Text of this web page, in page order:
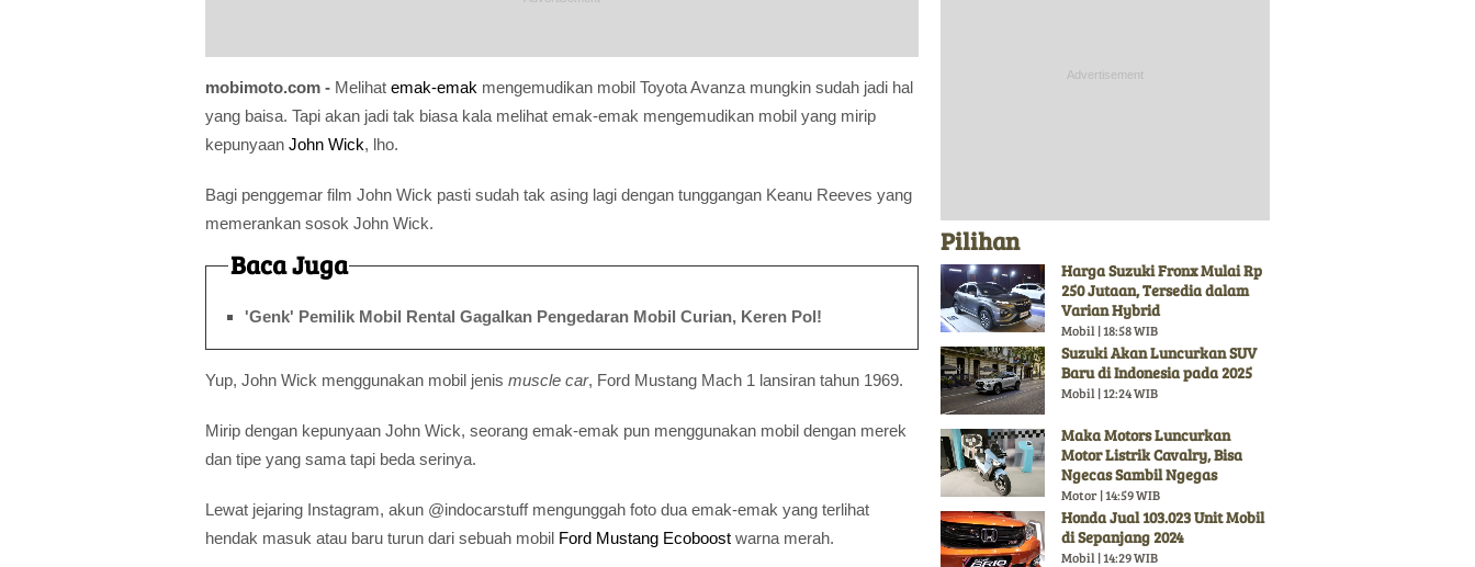
mobimoto.com - Melihat emak-emak mengemudikan mobil Toyota Avanza mungkin sudah jadi hal
yang baisa. Tapi akan jadi tak biasa kala melihat emak-emak mengemudikan mobil yang mirip
kepunyaan John Wick, lho.
Bagi penggemar film John Wick pasti sudah tak asing lagi dengan tunggangan Keanu Reeves yang
memerankan sosok John Wick.
Baca Juga
'Genk' Pemilik Mobil Rental Gagalkan Pengedaran Mobil Curian, Keren Pol!
Yup, John Wick menggunakan mobil jenis muscle car, Ford Mustang Mach 1 lansiran tahun 1969.
Mirip dengan kepunyaan John Wick, seorang emak-emak pun menggunakan mobil dengan merek
dan tipe yang sama tapi beda serinya.
Lewat jejaring Instagram, akun @indocarstuff mengunggah foto dua emak-emak yang terlihat
hendak masuk atau baru turun dari sebuah mobil Ford Mustang Ecoboost warna merah.
Pilihan
Harga Suzuki Fronx Mulai Rp
250 Jutaan, Tersedia dalam
Varian Hybrid
Mobil | 18:58 WIB
Suzuki Akan Luncurkan SUV
Baru di Indonesia pada 2025
Mobil | 12:24 WIB
Maka Motors Luncurkan
Motor Listrik Cavalry, Bisa
Ngecas Sambil Ngegas
Motor | 14:59 WIB
Honda Jual 103.023 Unit Mobil
di Sepanjang 2024
Mobil | 14:29 WIB